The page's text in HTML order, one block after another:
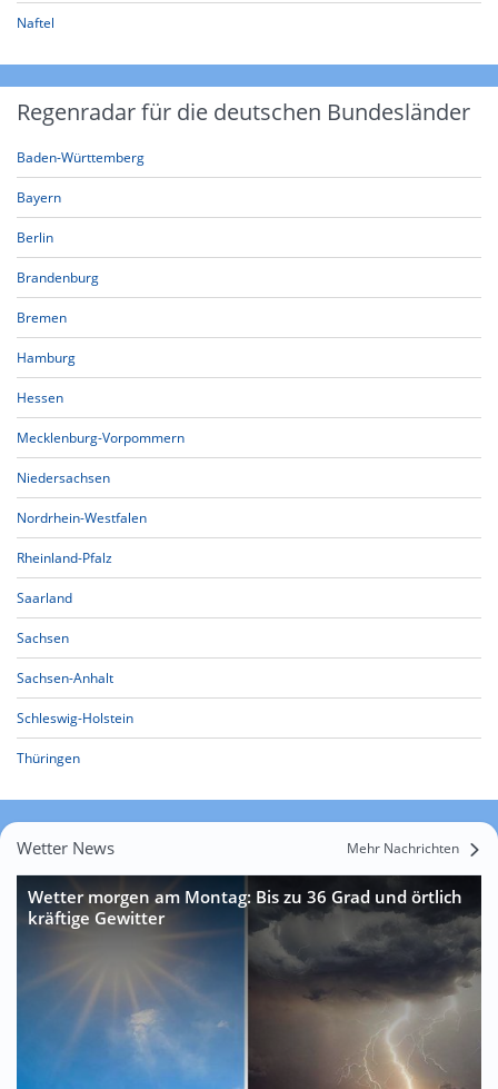
Naftel
Regenradar für die deutschen Bundesländer
Baden-Württemberg
Bayern
Berlin
Brandenburg
Bremen
Hamburg
Hessen
Mecklenburg-Vorpommern
Niedersachsen
Nordrhein-Westfalen
Rheinland-Pfalz
Saarland
Sachsen
Sachsen-Anhalt
Schleswig-Holstein
Thüringen
Wetter News Mehr Nachrichten
Wetter morgen am Montag: Bis zu 36 Grad und örtlich
kräftige Gewitter